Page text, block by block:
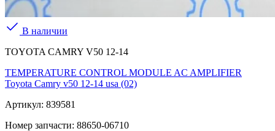
В наличии
TOYOTA CAMRY V50 12-14
TEMPERATURE CONTROL MODULE AC AMPLIFIER
Toyota Camry v50 12-14 usa (02)
Артикул: 839581
Номер запчасти: 88650-06710